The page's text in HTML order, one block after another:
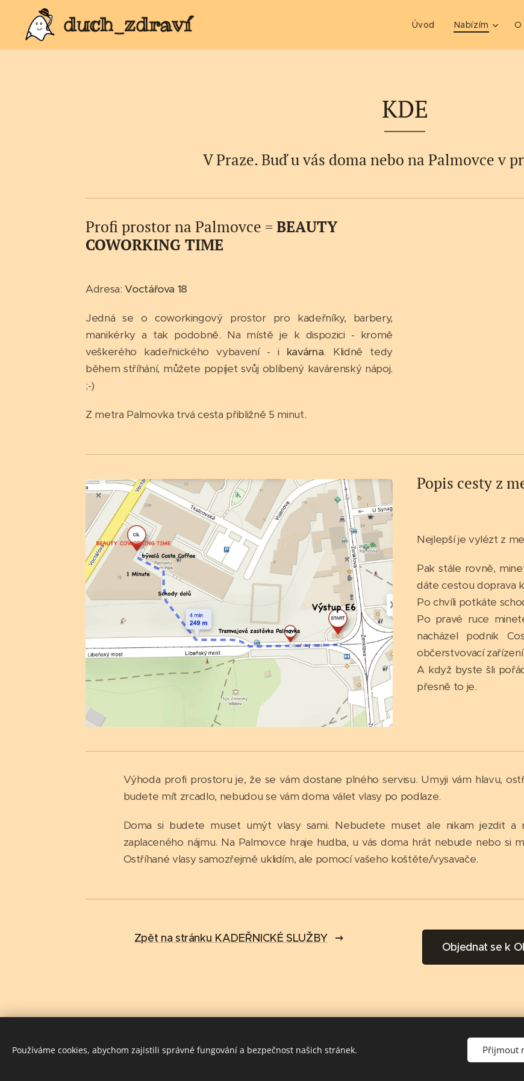
duch_zdraví Úvod Nabízím O
KDE
V Praze. Buď u vás doma nebo na Palmovce v
Profi prostor na Palmovce =BEAUTY
COWORKING TIME
Adresa:Voctářova 18
Jedná se o coworkingový prostor pro kadeřníky, barbery,
manikérky a tak podobně. Na místě je k dispozici - kromě
veškerého kadeřnického vybavení - i kavárna. Klidně tedy
během stříhání, můžete popíjet svůj oblíbený kavárenský nápoj.
;-)
Z metra Palmovka trvá cesta přibližně 5 minut.
Popis cesty z
Nejlepší je vylézt z
Pak stále rovně,
dáte cestou doprava
Po chvíli potkáte
Po pravé ruce
nacházel podnik
občerstvovací zařízení
A když byste šli
přesně to je.
Výhoda profi prostoru je, že se vám dostane plného servisu. Umyji vám hlavu,
budete mít zrcadlo, nebudou se vám doma válet vlasy po podlaze.
Doma si budete muset umýt vlasy sami. Nebudete muset ale nikam jezdit a
zaplaceného nájmu. Na Palmovce hraje hudba, u vás doma hrát nebude nebo si
Ostříhané vlasy samozřejmě uklidím, ale pomocí vašeho koštěte/vysavače.
Zpět na stránku KADEŘNICKÉ SLUŽBY
Objednat se k
Cookies
Používáme cookies, abychom zajistili správné fungování a bezpečnost našich stránek. Přijmout